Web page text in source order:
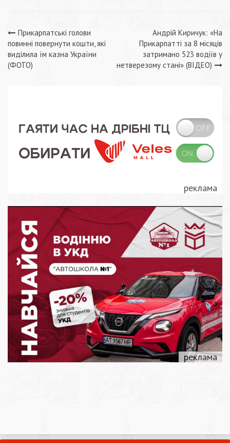
Навігація
записів
Прикарпатські голови
повинні повернути кошти, які
виділила їм казна України
(ФОТО)
Андрій Киричук: «На
Прикарпатті за 8 місяців
затримано 523 водіїв у
нетверезому стані» (ВІДЕО)